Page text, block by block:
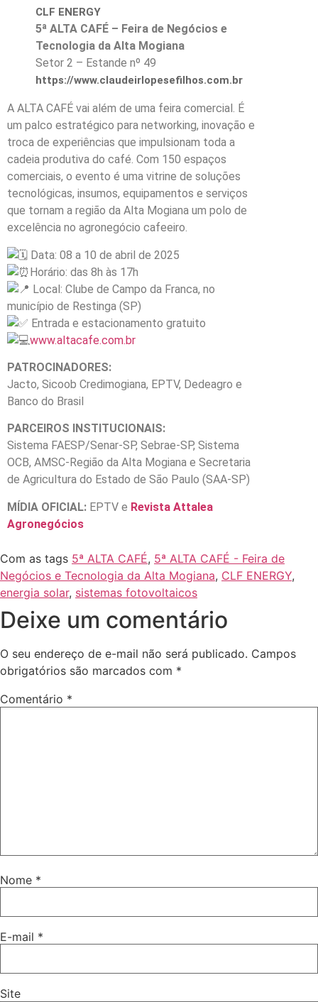
CLF ENERGY
5ª ALTA CAFÉ – Feira de Negócios e
Tecnologia da Alta Mogiana
Setor 2 – Estande nº 49
https://www.claudeirlopesefilhos.com.br
A ALTA CAFÉ vai além de uma feira comercial. É
um palco estratégico para networking, inovação e
troca de experiências que impulsionam toda a
cadeia produtiva do café. Com 150 espaços
comerciais, o evento é uma vitrine de soluções
tecnológicas, insumos, equipamentos e serviços
que tornam a região da Alta Mogiana um polo de
excelência no agronegócio cafeeiro.
Data: 08 a 10 de abril de 2025
Horário: das 8h às 17h
Local: Clube de Campo da Franca, no
município de Restinga (SP)
Entrada e estacionamento gratuito
www.altacafe.com.br
PATROCINADORES:
Jacto, Sicoob Credimogiana, EPTV, Dedeagro e
Banco do Brasil
PARCEIROS INSTITUCIONAIS:
Sistema FAESP/Senar-SP, Sebrae-SP, Sistema
OCB, AMSC-Região da Alta Mogiana e Secretaria
de Agricultura do Estado de São Paulo (SAA-SP)
MÍDIA OFICIAL: EPTV e Revista Attalea
Agronegócios
Com as tags 5ª ALTA CAFÉ, 5ª ALTA CAFÉ - Feira de
Negócios e Tecnologia da Alta Mogiana, CLF ENERGY,
energia solar, sistemas fotovoltaicos
Deixe um comentário
O seu endereço de e-mail não será publicado. Campos
obrigatórios são marcados com *
Comentário *
Nome *
E-mail *
Site